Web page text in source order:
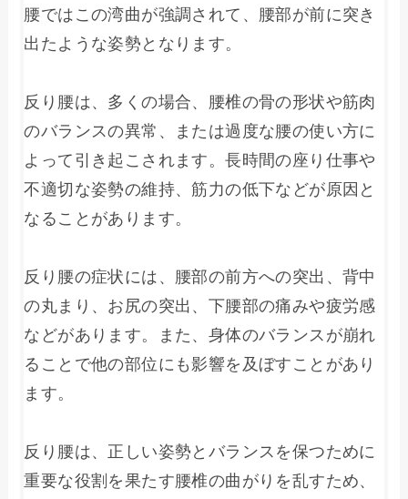
腰ではこの湾曲が強調されて、腰部が前に突き
出たような姿勢となります。
反り腰は、多くの場合、腰椎の骨の形状や筋肉
のバランスの異常、または過度な腰の使い方に
よって引き起こされます。長時間の座り仕事や
不適切な姿勢の維持、筋力の低下などが原因と
なることがあります。
反り腰の症状には、腰部の前方への突出、背中
の丸まり、お尻の突出、下腰部の痛みや疲労感
などがあります。また、身体のバランスが崩れ
ることで他の部位にも影響を及ぼすことがあり
ます。
反り腰は、正しい姿勢とバランスを保つために
重要な役割を果たす腰椎の曲がりを乱すため、